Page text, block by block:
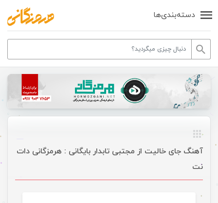
دسته‌بندی‌ها
آهنگ جای خالیت از مجتبی تابدار بایگانی : هرمزگانی دات
نت